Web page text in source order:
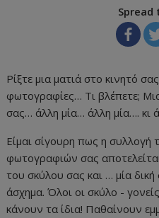
Spread
Ρίξτε μια ματιά στο κινητό
φωτογραφίες… Τι βλέπετε;
σας… άλλη μία… άλλη μία…. κι
Είμαι σίγουρη πως η
φωτογραφιών σας
του σκύλου σας και … μία
άσχημα. Όλοι οι σκύλο -
κάνουν τα ίδια! Παθαίνουν